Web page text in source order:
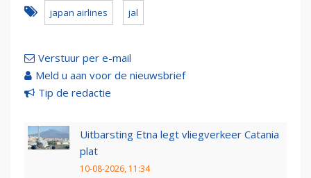
japan airlines jal
Verstuur per e-mail
Meld u aan voor de nieuwsbrief
Tip de redactie
Uitbarsting Etna legt vliegverkeer Catania
plat
10-08-2026, 11:34